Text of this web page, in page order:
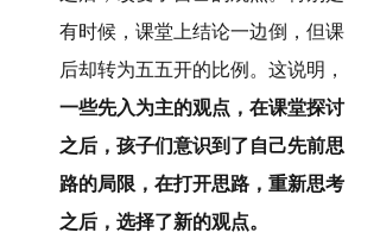
有时候，课堂上结论一边倒，但课
后却转为五五开的比例。这说明，
一些先入为主的观点，在课堂探讨
之后，孩子们意识到了自己先前思
路的局限，在打开思路，重新思考
之后，选择了新的观点。